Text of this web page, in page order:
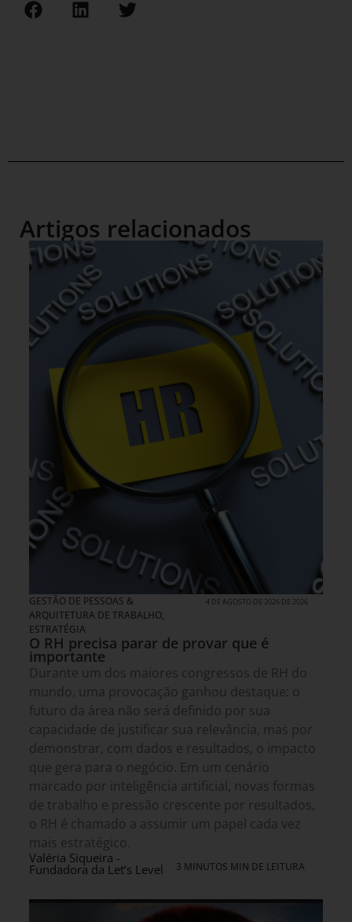
Artigos relacionados
GESTÃO DE PESSOAS &
ARQUITETURA DE TRABALHO,
ESTRATÉGIA
4 DE AGOSTO DE 2026 DE 2026
O RH precisa parar de provar que é
importante
Durante um dos maiores congressos de RH do
mundo, uma provocação ganhou destaque: o
futuro da área não será definido por sua
capacidade de justificar sua relevância, mas por
demonstrar, com dados e resultados, o impacto
que gera para o negócio. Em um cenário
marcado por inteligência artificial, novas formas
de trabalho e pressão crescente por resultados,
o RH é chamado a assumir um papel cada vez
mais estratégico.
Valéria Siqueira -
Fundadora da Let’s Level 3 MINUTOS MIN DE LEITURA